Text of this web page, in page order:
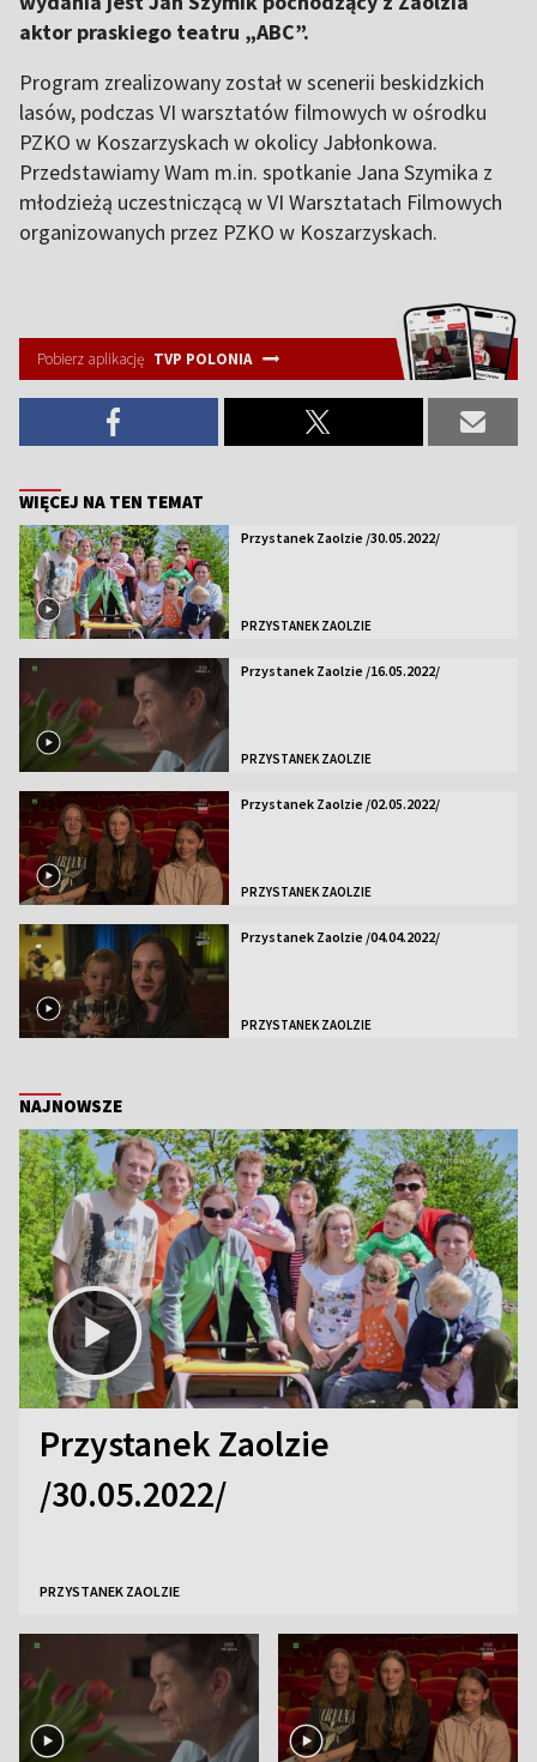
aktor praskiego teatru „ABC”.
Program zrealizowany został w scenerii beskidzkich
lasów, podczas VI warsztatów filmowych w ośrodku
PZKO w Koszarzyskach w okolicy Jabłonkowa.
Przedstawiamy Wam m.in. spotkanie Jana Szymika z
młodzieżą uczestniczącą w VI Warsztatach Filmowych
organizowanych przez PZKO w Koszarzyskach.
Pobierz aplikację TVP POLONIA
WIĘCEJ NA TEN TEMAT
Przystanek Zaolzie /30.05.2022/
PRZYSTANEK ZAOLZIE
Przystanek Zaolzie /16.05.2022/
PRZYSTANEK ZAOLZIE
Przystanek Zaolzie /02.05.2022/
PRZYSTANEK ZAOLZIE
Przystanek Zaolzie /04.04.2022/
PRZYSTANEK ZAOLZIE
NAJNOWSZE
Przystanek Zaolzie
/30.05.2022/
PRZYSTANEK ZAOLZIE